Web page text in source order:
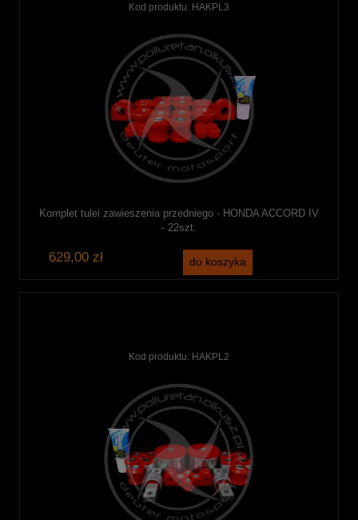
Kod produktu: HAKPL3
Komplet tulei zawieszenia przedniego - HONDA ACCORD IV
- 22szt.
629,00 zł do koszyka
Kod produktu: HAKPL2